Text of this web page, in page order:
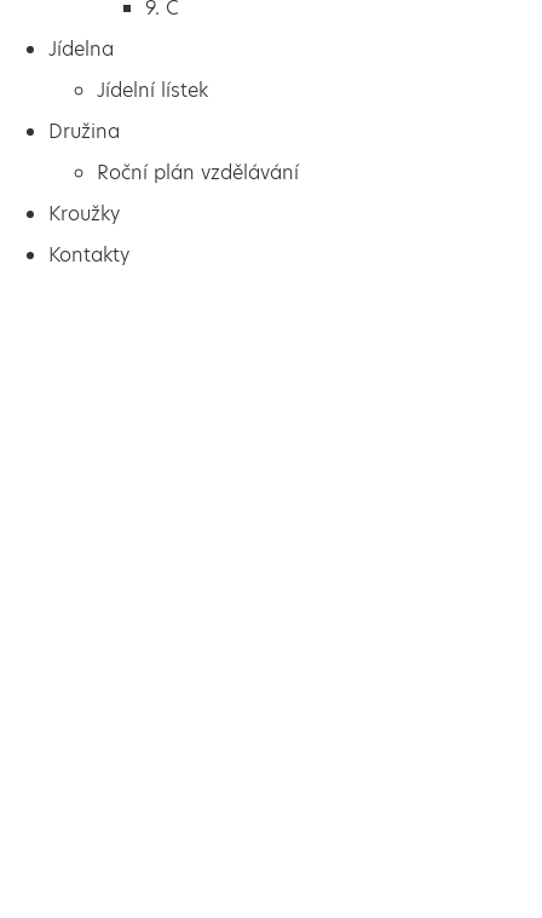
9. C
Jídelna
Jídelní lístek
Družina
Roční plán vzdělávání
Kroužky
Kontakty